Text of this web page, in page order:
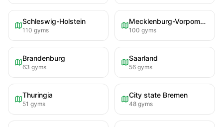
Schleswig-Holstein
110 gyms
Mecklenburg-Vorpommern
100 gyms
Brandenburg
63 gyms
Saarland
56 gyms
Thuringia
51 gyms
City state Bremen
48 gyms